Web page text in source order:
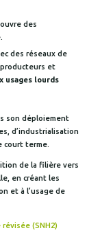
ouvre des
des réseaux de
et
usages lourds
son déploiement
d’industrialisation
terme.
de la filière vers
en créant les
et à l’usage de
(SNH2)